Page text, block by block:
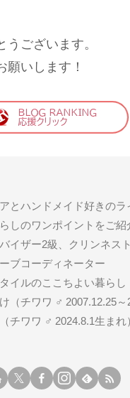
ございます。
いします！
とハンドメイド好きのラ
しのワンポイントをご紹
イザー2級、クリンネス
ブコーディネーター
イルのここちよい暮らし
（チワワ ♂ 2007.12.25～
ワ ♂ 2024.8.1生まれ